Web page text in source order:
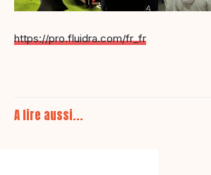
https://pro.fluidra.com/fr_fr
A lire aussi...